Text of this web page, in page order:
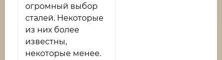
огромный выбор
сталей. Некоторые
из них более
известны,
некоторые менее.